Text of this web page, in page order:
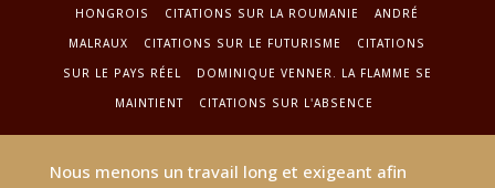
HONGROIS
CITATIONS SUR LA ROUMANIE
ANDRÉ
MALRAUX
CITATIONS SUR LE FUTURISME
CITATIONS
SUR LE PAYS RÉEL
DOMINIQUE VENNER. LA FLAMME SE
MAINTIENT
CITATIONS SUR L'ABSENCE
Nous menons un travail long et exigeant afin